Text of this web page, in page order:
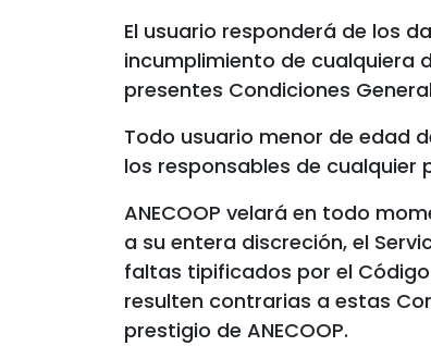
El usuario responderá de los
incumplimiento de cualquiera
presentes Condiciones
Todo usuario menor de edad
los responsables de cualquier
ANECOOP velará en todo
a su entera discreción, el
faltas tipificados por el Código
resulten contrarias a estas
prestigio de ANECOOP.